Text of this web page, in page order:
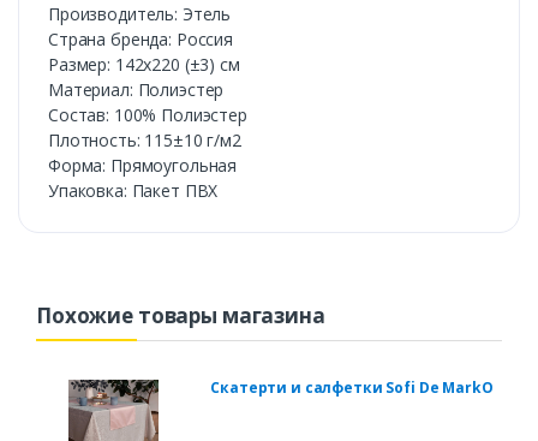
Производитель: Этель
Страна бренда: Россия
Размер: 142х220 (±3) см
Материал: Полиэстер
Состав: 100% Полиэстер
Плотность: 115±10 г/м2
Форма: Прямоугольная
Упаковка: Пакет ПВХ
Похожие товары магазина
Скатерти и салфетки Sofi De MarkO